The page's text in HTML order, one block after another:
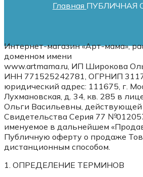
Главная ПУБЛИЧНАЯ
Интернет-магазин «Арт-мама»,
доменном имени
www.artmama.ru, ИП Широкова
ИНН 771525242781, ОГРНИП
юридический адрес: 111675, г.
Лухмановская, д. 34, кв. 285 в
Ольги Васильевны, действующей
Свидетельства Серия 77
именуемое в дальнейшем
Публичную оферту о продаже
дистанционным способом.
1. ОПРЕДЕЛЕНИЕ ТЕРМИНОВ